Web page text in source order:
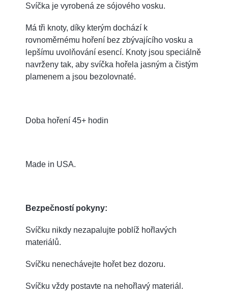
Svíčka je vyrobená ze sójového vosku.
Má tři knoty, díky kterým dochází k
rovnoměrnému hoření bez zbývajícího vosku a
lepšímu uvolňování esencí. Knoty jsou speciálně
navrženy tak, aby svíčka hořela jasným a čistým
plamenem a jsou bezolovnaté.
Doba hoření 45+ hodin
Made in USA.
Bezpečností pokyny:
Svíčku nikdy nezapalujte poblíž hořlavých
materiálů.
Svíčku nenechávejte hořet bez dozoru.
Svíčku vždy postavte na nehořlavý materiál.